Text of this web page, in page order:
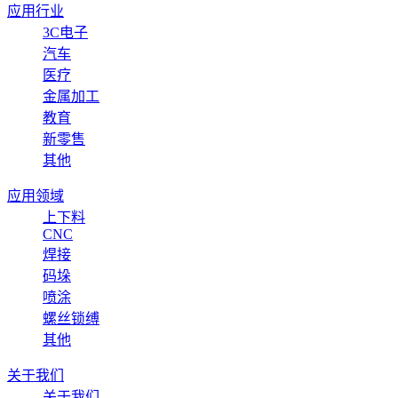
应用行业
3C电子
汽车
医疗
金属加工
教育
新零售
其他
应用领域
上下料
CNC
焊接
码垛
喷涂
螺丝锁缚
其他
关于我们